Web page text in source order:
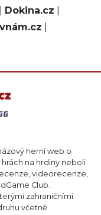
Dokina.cz
herní web o
na hrdiny neboli
videorecenze,
Club.
zahraničními
včetně